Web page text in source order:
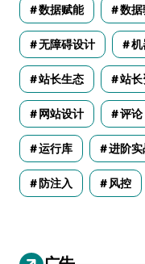
数据赋能 数
无障碍设计 机
站长生态 站
网站设计 评论
运行库 进阶实
防注入 风控